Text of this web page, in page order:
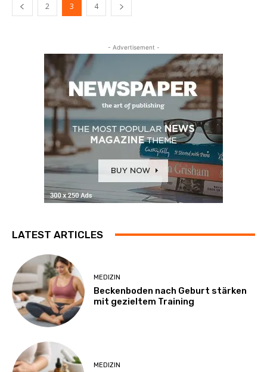
2 3 4
- Advertisement -
LATEST ARTICLES
MEDIZIN
Beckenboden nach Geburt stärken
mit gezieltem Training
MEDIZIN